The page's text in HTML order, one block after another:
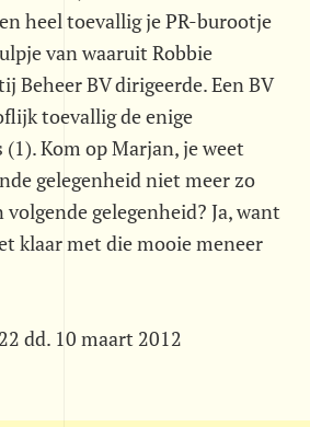
heel toevallig je PR-burootje
van waaruit Robbie
Beheer BV dirigeerde. Een BV
toevallig de enige
Kom op Marjan, je weet
gelegenheid niet meer zo
volgende gelegenheid? Ja, want
klaar met die mooie meneer
dd. 10 maart 2012